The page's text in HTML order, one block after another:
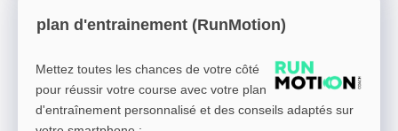
plan d'entrainement (RunMotion)
Mettez toutes les chances de votre côté
pour réussir votre course avec votre plan
d'entraînement personnalisé et des conseils adaptés sur